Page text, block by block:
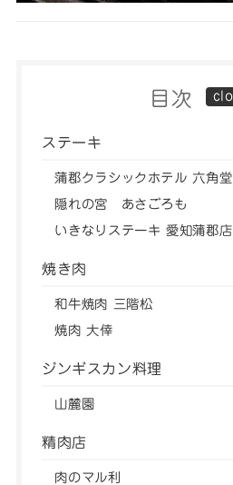
目次
ステーキ
蒲郡クラシックホテル 六角堂
隠れの宮 あさごろも
いきなりステーキ 愛知蒲郡店
焼き肉
和牛焼肉 三階松
焼肉 大倖
ジンギスカン料理
山麓園
精肉店
肉のマル利